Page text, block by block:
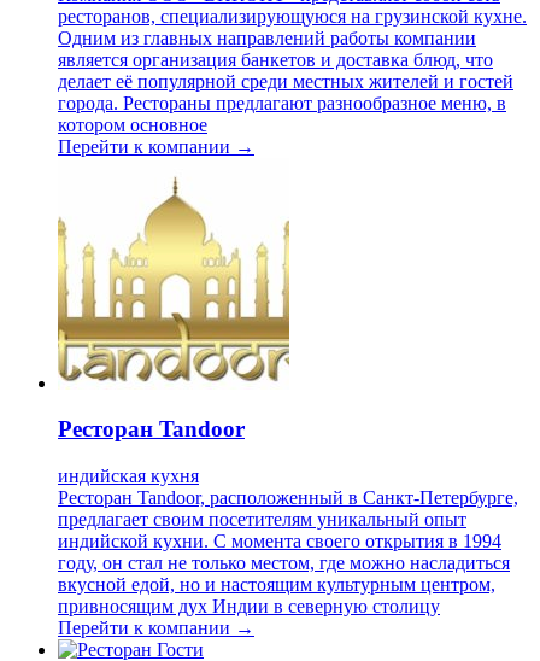
ресторанов, специализирующуюся на грузинской кухне.
Одним из главных направлений работы компании
является организация банкетов и доставка блюд, что
делает её популярной среди местных жителей и гостей
города. Рестораны предлагают разнообразное меню, в
котором основное
Перейти к компании →
Ресторан Tandoor
индийская кухня
Ресторан Tandoor, расположенный в Санкт-Петербурге,
предлагает своим посетителям уникальный опыт
индийской кухни. С момента своего открытия в 1994
году, он стал не только местом, где можно насладиться
вкусной едой, но и настоящим культурным центром,
привносящим дух Индии в северную столицу
Перейти к компании →